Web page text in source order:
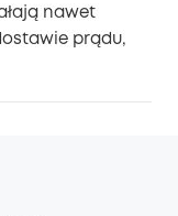
nawet
prądu,